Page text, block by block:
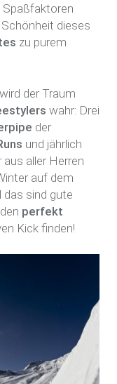
Spaßfaktoren
dieses
zu purem
wird der Traum
wahr: Drei
der
und jährlich
aus aller Herren
auf dem
das sind gute
perfekt
Kick finden!